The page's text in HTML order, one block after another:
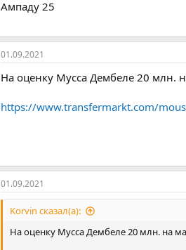
Ампаду 25
01.09.2021
На оценку Мусса Дембеле 20 млн.
https://www.transfermarkt.com/
01.09.2021
Korvin сказал(а):
На оценку Мусса Дембеле 20 млн. на